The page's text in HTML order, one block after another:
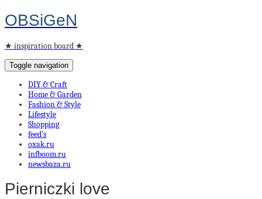
OBSiGeN
★ inspiration board ★
Toggle navigation
DIY & Craft
Home & Garden
Fashion & Style
Lifestyle
Shopping
feed’s
oxak.ru
infboom.ru
newsbaza.ru
Pierniczki love